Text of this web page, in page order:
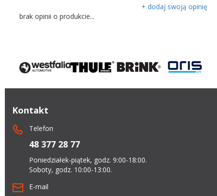
+ dodaj swoją opinię
brak opinii o produkcie...
Kontakt
Telefon
48 377 28 77
Poniedziałek-piątek, godz. 9:00-18:00.
Soboty, godz. 10:00-13:00.
E-mail